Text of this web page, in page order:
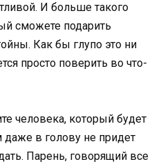
И больше такого
сможете подарить
Как бы глупо это ни
просто поверить во что-
человека, который будет
даже в голову не придет
Парень, говорящий все